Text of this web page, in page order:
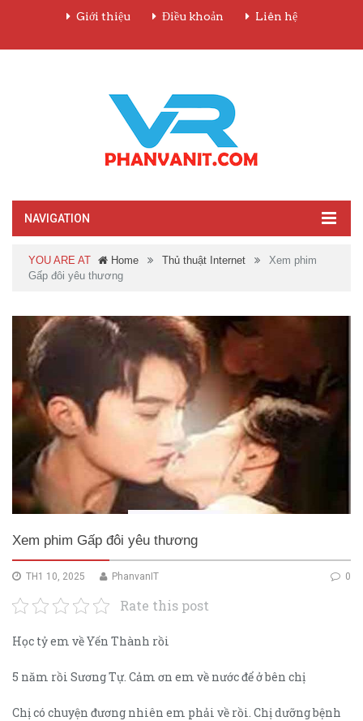
Giới thiệu Điều khoản Liên hệ
NAVIGATION
YOU ARE AT Home Thủ thuật Internet
Xem phim
Gấp đôi yêu thương
Xem phim Gấp đôi yêu thương
TH1 10, 2025 0
PhanvanIT
Rate this post
Học tỷ em về Yến Thành rồi
5 năm rồi Sương Tự. Cảm ơn em về nước để ở bên chị
Chị có chuyện đương nhiên em phải về rồi. Chị dưỡng bệnh